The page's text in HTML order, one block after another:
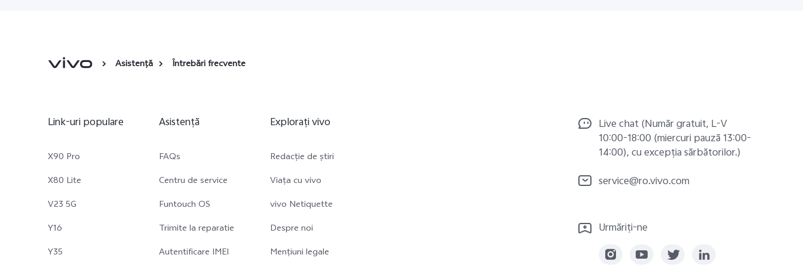
Asistență Întrebări frecvente
Link-uri populare
X90 Pro
X80 Lite
V23 5G
Y16
Y35
Asistență
FAQs
Centru de service
Funtouch OS
Trimite la reparatie
Autentificare IMEI
Explorați vivo
Redacție de știri
Viața cu vivo
vivo Netiquette
Despre noi
Mențiuni legale
Live chat (Număr gratuit, L-V
10:00-18:00 (miercuri pauză 13:00-
14:00), cu excepția sărbătorilor.)
service@ro.vivo.com
Urmăriți-ne